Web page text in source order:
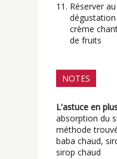
Réserver
crème
de fruits
NOTES
L'astuce en
absorption du
méthode
baba chaud,
sirop chaud